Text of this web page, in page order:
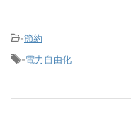
-節約
-電力自由化